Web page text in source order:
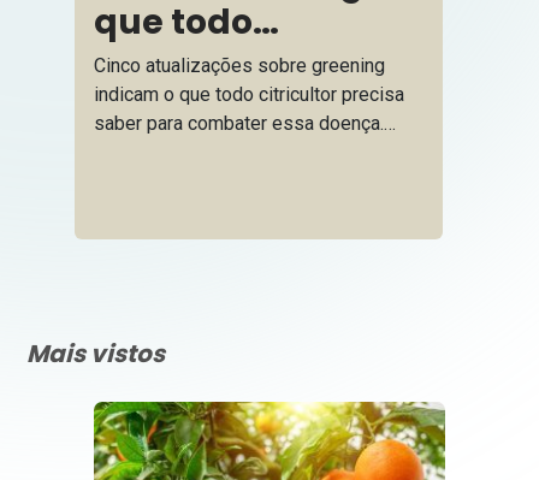
que todo
citricultor precisa
saber
Cinco atualizações sobre greening
indicam o que todo citricultor precisa
saber para combater essa doença.
Mais vistos